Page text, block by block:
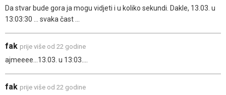
Da stvar bude gora ja mogu vidjeti i u koliko sekundi. Dakle, 13.03. u
13:03:30 ... svaka čast ...
fak prije više od 22 godine
ajmeeee...13.03. u 13:03....
fak prije više od 22 godine